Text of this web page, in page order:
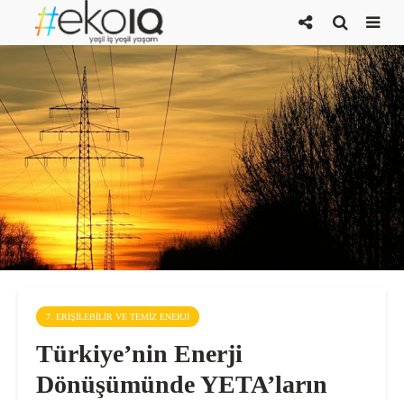
7. ERIŞILEBILIR VE TEMIZ ENERJI
Türkiye’nin Enerji
Dönüşümünde YETA’ların